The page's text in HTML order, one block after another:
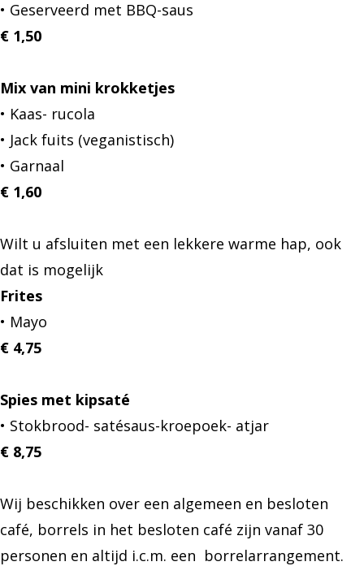
• Geserveerd met BBQ-saus
€ 1,50
Mix van mini krokketjes
• Kaas- rucola
• Jack fuits (veganistisch)
• Garnaal
€ 1,60
Wilt u afsluiten met een lekkere warme hap, ook
dat is mogelijk
Frites
• Mayo
€ 4,75
Spies met kipsaté
• Stokbrood- satésaus-kroepoek- atjar
€ 8,75
Wij beschikken over een algemeen en besloten
café, borrels in het besloten café zijn vanaf 30
personen en altijd i.c.m. een borrelarrangement.